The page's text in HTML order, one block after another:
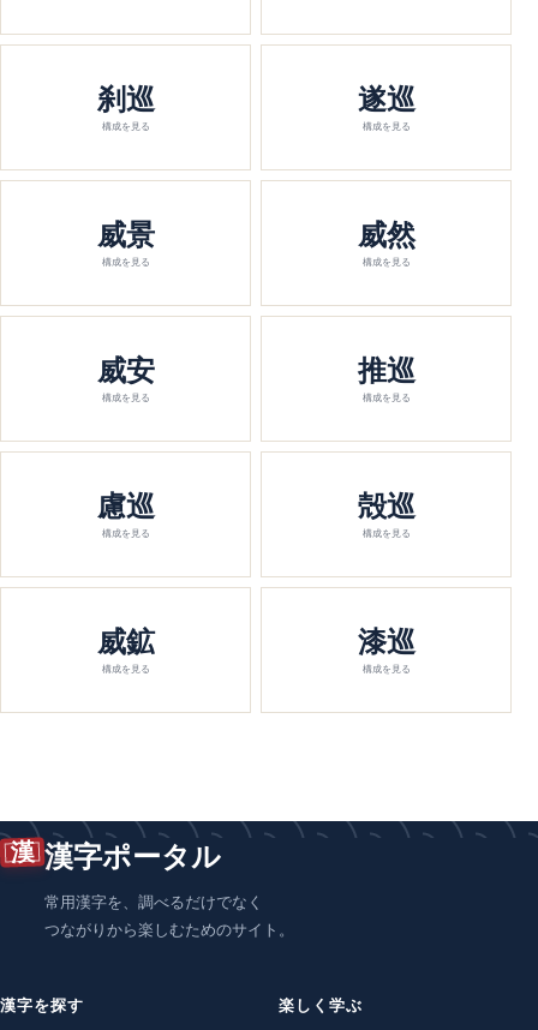
刹巡
構成を見る
遂巡
構成を見る
威景
構成を見る
威然
構成を見る
威安
構成を見る
推巡
構成を見る
慮巡
構成を見る
殻巡
構成を見る
威鉱
構成を見る
漆巡
構成を見る
漢 漢字ポータル
常用漢字を、調べるだけでなく
つながりから楽しむためのサイト。
漢字を探す 楽しく学ぶ